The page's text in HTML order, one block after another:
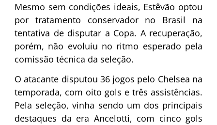
Mesmo sem condições ideais, Estêvão optou
por tratamento conservador no Brasil na
tentativa de disputar a Copa. A recuperação,
porém, não evoluiu no ritmo esperado pela
comissão técnica da seleção.
O atacante disputou 36 jogos pelo Chelsea na
temporada, com oito gols e três assistências.
Pela seleção, vinha sendo um dos principais
destaques da era Ancelotti, com cinco gols